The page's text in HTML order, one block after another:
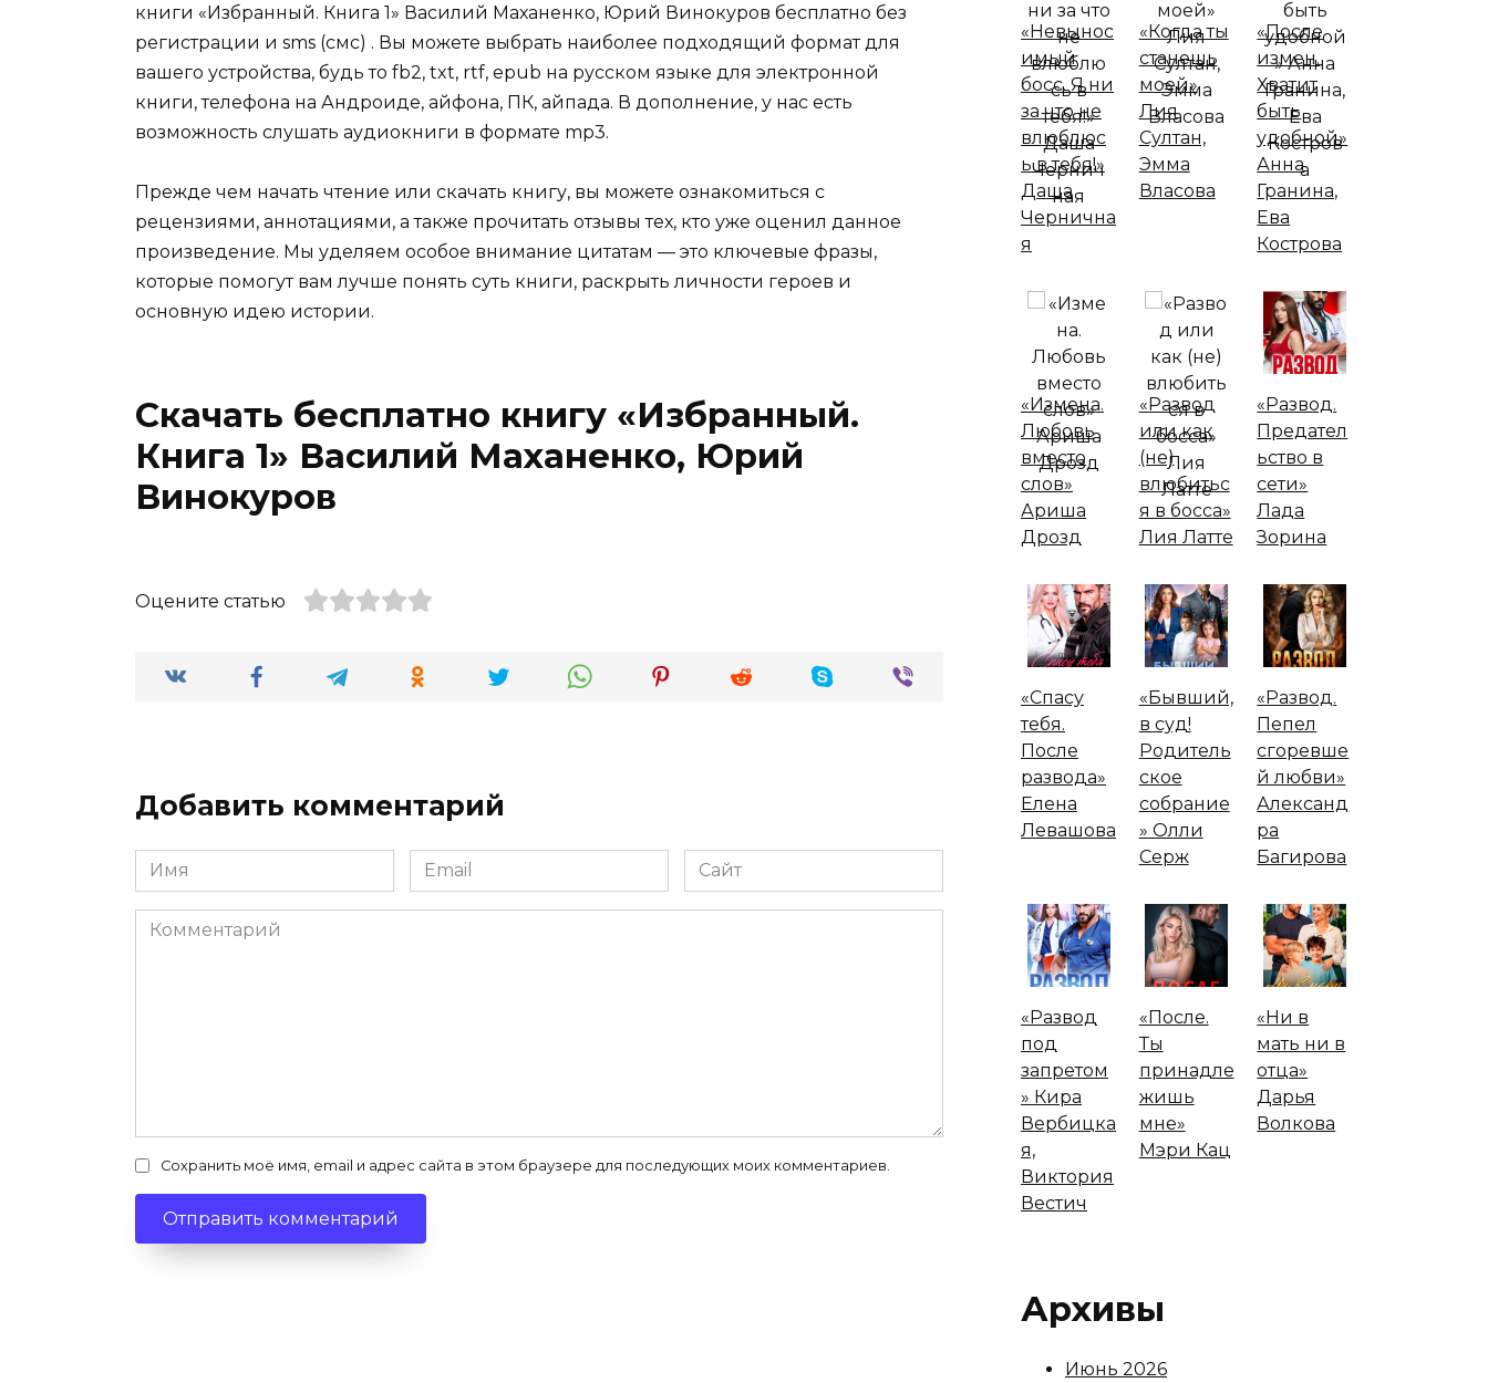
книги «Избранный. Книга 1» Василий Маханенко, Юрий Винокуров бесплатно без
регистрации и sms (смс) . Вы можете выбрать наиболее подходящий формат для
вашего устройства, будь то fb2, txt, rtf, epub на русском языке для электронной
книги, телефона на Андроиде, айфона, ПК, айпада. В дополнение, у нас есть
возможность слушать аудиокниги в формате mp3.
Прежде чем начать чтение или скачать книгу, вы можете ознакомиться с
рецензиями, аннотациями, а также прочитать отзывы тех, кто уже оценил данное
произведение. Мы уделяем особое внимание цитатам — это ключевые фразы,
которые помогут вам лучше понять суть книги, раскрыть личности героев и
основную идею истории.
Скачать бесплатно книгу «Избранный.
Книга 1» Василий Маханенко, Юрий
Винокуров
Оцените статью
Добавить комментарий
Имя
*
Email
*
Сайт
Комментарий
Сохранить моё имя, email и адрес сайта в этом браузере для последующих моих комментариев.
«Невынос
имый
босс. Я ни
за что не
влюблюс
ь в тебя!»
Даша
Чернична
я
«Когда ты
станешь
моей»
Лия
Султан,
Эмма
Власова
«После
измен.
Хватит
быть
удобной»
Анна
Гранина,
Ева
Кострова
«Измена.
Любовь
вместо
слов»
Ариша
Дрозд
«Развод
или как
(не)
влюбитьс
я в босса»
Лия Латте
«Развод.
Предател
ьство в
сети»
Лада
Зорина
«Спасу
тебя.
После
развода»
Елена
Левашова
«Бывший,
в суд!
Родитель
ское
собрание
» Олли
Серж
«Развод.
Пепел
сгоревше
й любви»
Александ
ра
Багирова
«Развод
под
запретом
» Кира
Вербицка
я,
Виктория
Вестич
«После.
Ты
принадле
жишь
мне»
Мэри Кац
«Ни в
мать ни в
отца»
Дарья
Волкова
Архивы
Июнь 2026